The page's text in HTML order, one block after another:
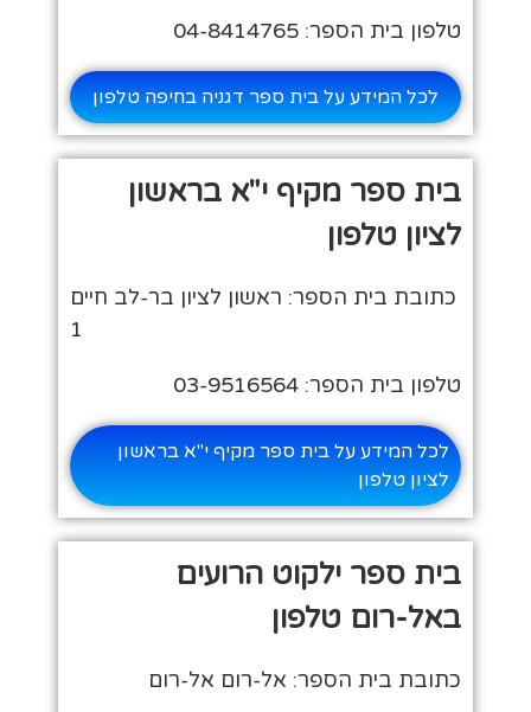
טלפון בית הספר: 04-8414765
לכל המידע על בית ספר דגניה בחיפה טלפון
בית ספר מקיף י"א בראשון
לציון טלפון
כתובת בית הספר: ראשון לציון בר-לב חיים
1
טלפון בית הספר: 03-9516564
לכל המידע על בית ספר מקיף י"א בראשון
לציון טלפון
בית ספר ילקוט הרועים
באל-רום טלפון
כתובת בית הספר: אל-רום אל-רום